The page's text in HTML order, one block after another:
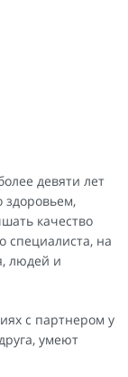
девяти лет
качество
специалиста, на
людей и
с партнером у
умеют